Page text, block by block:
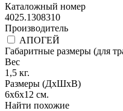
Каталожный номер
4025.1308310
Производитель
АПОГЕЙ
Габаритные размеры (для
Вес
1,5 кг.
Размеры (ДхШхВ)
6х6х12 см.
Найти похожие